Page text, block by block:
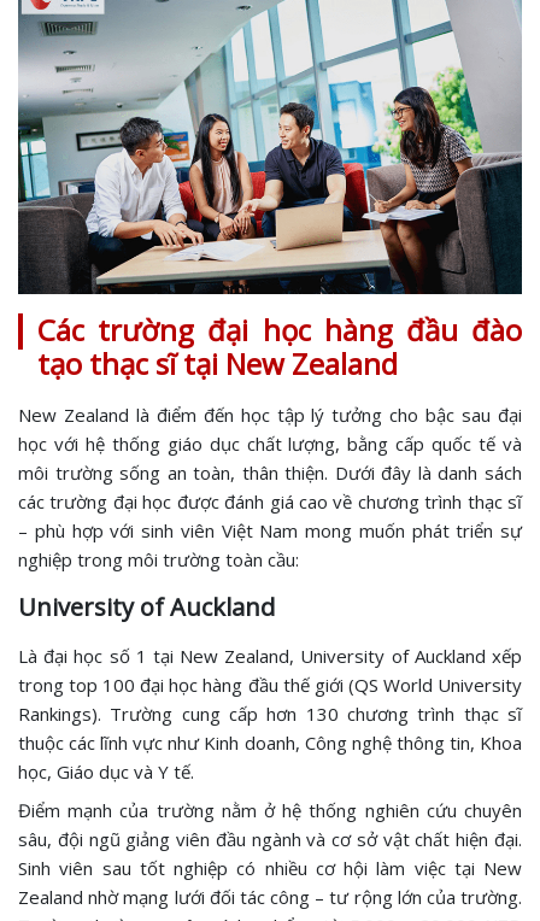
Các trường đại học hàng đầu đào
tạo thạc sĩ tại New Zealand
New Zealand là điểm đến học tập lý tưởng cho bậc sau đại
học với hệ thống giáo dục chất lượng, bằng cấp quốc tế và
môi trường sống an toàn, thân thiện. Dưới đây là danh sách
các trường đại học được đánh giá cao về chương trình thạc sĩ
– phù hợp với sinh viên Việt Nam mong muốn phát triển sự
nghiệp trong môi trường toàn cầu:
University of Auckland
Là đại học số 1 tại New Zealand, University of Auckland xếp
trong top 100 đại học hàng đầu thế giới (QS World University
Rankings). Trường cung cấp hơn 130 chương trình thạc sĩ
thuộc các lĩnh vực như Kinh doanh, Công nghệ thông tin, Khoa
học, Giáo dục và Y tế.
Điểm mạnh của trường nằm ở hệ thống nghiên cứu chuyên
sâu, đội ngũ giảng viên đầu ngành và cơ sở vật chất hiện đại.
Sinh viên sau tốt nghiệp có nhiều cơ hội làm việc tại New
Zealand nhờ mạng lưới đối tác công – tư rộng lớn của trường.